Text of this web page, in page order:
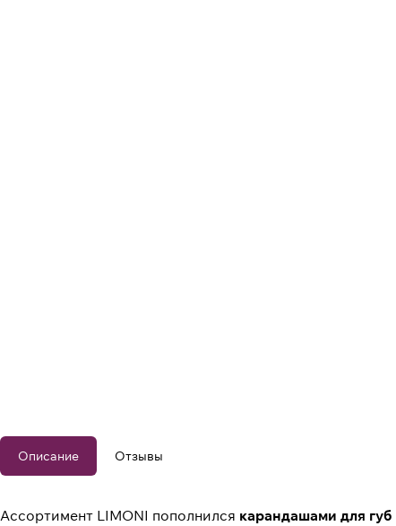
Описание Отзывы
Ассортимент LIMONI пополнился карандашами для губ